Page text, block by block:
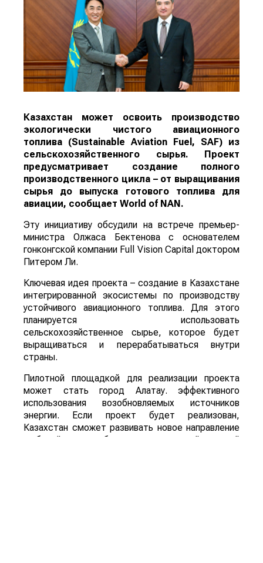
Казахстан может освоить производство
экологически чистого авиационного
топлива (Sustainable Aviation Fuel, SAF) из
сельскохозяйственного сырья. Проект
предусматривает создание полного
производственного цикла – от выращивания
сырья до выпуска готового топлива для
авиации, сообщает World of NAN.
Эту инициативу обсудили на встрече премьер-
министра Олжаса Бектенова с основателем
гонконгской компании Full Vision Capital доктором
Питером Ли.
Ключевая идея проекта – создание в Казахстане
интегрированной экосистемы по производству
устойчивого авиационного топлива. Для этого
планируется использовать
сельскохозяйственное сырье, которое будет
выращиваться и перерабатываться внутри
страны.
Пилотной площадкой для реализации проекта
может стать город Алатау. эффективного
использования возобновляемых источников
энергии. Если проект будет реализован,
Казахстан сможет развивать новое направление
глубокой переработки сельскохозяйственной